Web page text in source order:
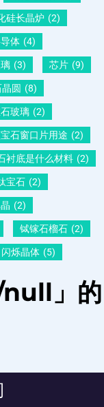
硅长晶炉 (2)
体 (4)
(3) 芯片 (9)
圆 (8)
玻璃 (2)
石窗口片用途 (2)
衬底是什么材料 (2)
宝石 (2)
(2)
铽镓石榴石 (2)
闪烁晶体 (5)
」的